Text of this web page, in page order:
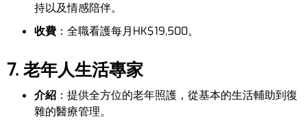
持以及情感陪伴。
收費 ：全職看護每月HK$19,500。
7. 老年人生活專家
介紹 ：提供全方位的老年照護，從基本的生活輔助到復
雜的醫療管理。